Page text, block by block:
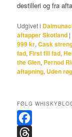
destilleri og fra
Udgivet i
aftapper Skotland |
999 kr,Cask
fad,First fill fad,
the Glen, Pernod
aftapning, Uden røg
FØLG
F